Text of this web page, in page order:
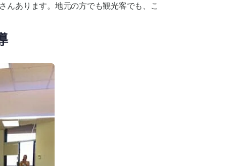
んあります。地元の方でも観光客でも、こ